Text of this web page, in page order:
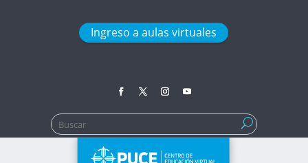
Ingreso a aulas virtuales
Buscar: